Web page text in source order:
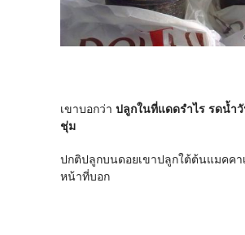
เขาบอกว่า ปลูกในที่แดดรำไร รดน้ำ
ชุ่ม
ปกติปลูกบนดอยเขาปลูกใต้ต้นแมคคาเ
หน้าที่บอก